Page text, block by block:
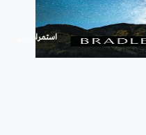
استمرار